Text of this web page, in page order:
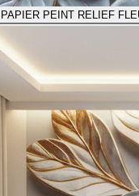
PAPIER PEINT RELIEF